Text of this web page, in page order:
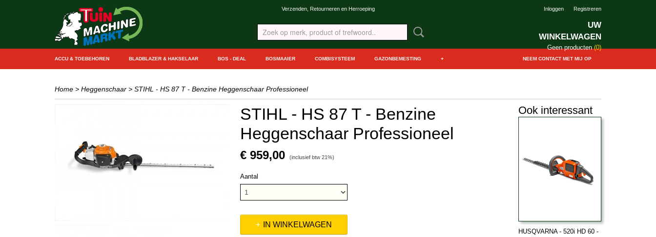
Verzenden, Retourneren en Herroeping Inloggen Registreren
UW
WINKELWAGEN
Geen producten(0)
NEEM CONTACT MET MIJ OP
ACCU & TOEBEHOREN BLADBLAZER & HAKSELAAR BOS - DEAL BOSMAAIER COMBISYSTEEM GAZONBEMESTING +
Home > Heggenschaar > STIHL - HS 87 T - Benzine Heggenschaar Professioneel
STIHL - HS 87 T - Benzine
Heggenschaar Professioneel
€ 959,00 (inclusief btw 21%)
Aantal
IN WINKELWAGEN
Ook interessant
HUSQVARNA - 520i HD 60 -